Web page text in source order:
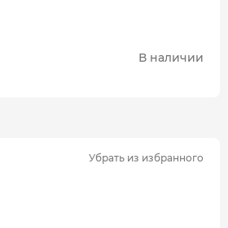
В наличии
Убрать из избранного